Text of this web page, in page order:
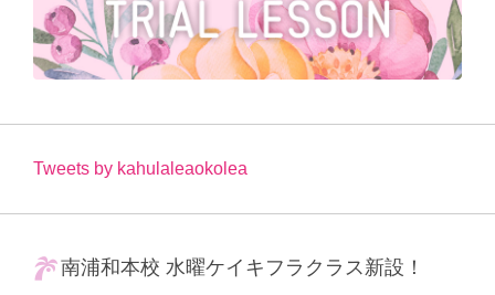
Tweets by kahulaleaokolea
南浦和本校 水曜ケイキフラクラス新設！